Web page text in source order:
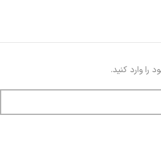
را وارد کنید.